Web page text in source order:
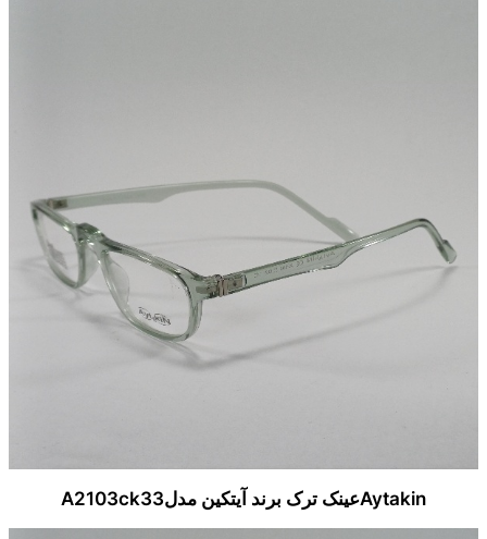
Aytakinعینک ترک برند آیتکین مدلA2103ck33